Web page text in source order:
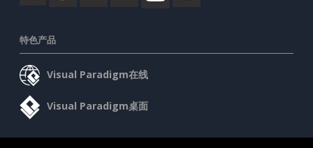
特色产品
Visual Paradigm在线
Visual Paradigm桌面